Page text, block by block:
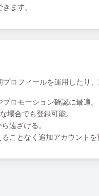
ます。
ロフィールを運用したり
ロモーション確認に最適。
場合でも登録可能。
遠ざける。
ことなく追加アカウントを